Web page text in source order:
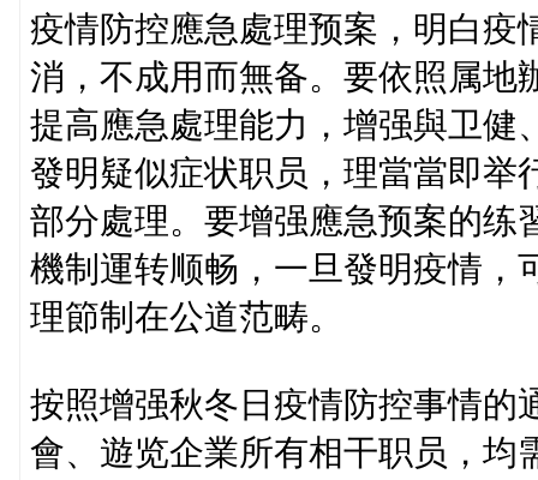
疫情防控應急處理预案，明白疫
消，不成用而無备。要依照属地
提高應急處理能力，增强與卫健
發明疑似症状职员，理當當即举
部分處理。要增强應急预案的练
機制運转顺畅，一旦發明疫情，
理節制在公道范畴。
按照增强秋冬日疫情防控事情的
會、遊览企業所有相干职员，均